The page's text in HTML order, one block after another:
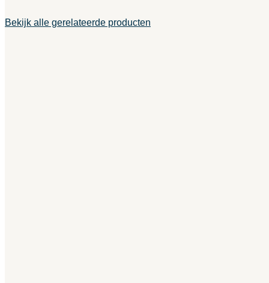
Bekijk alle gerelateerde producten